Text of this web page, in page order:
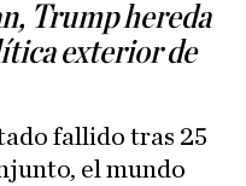
Trump hereda
exterior de
fallido tras 25
el mundo